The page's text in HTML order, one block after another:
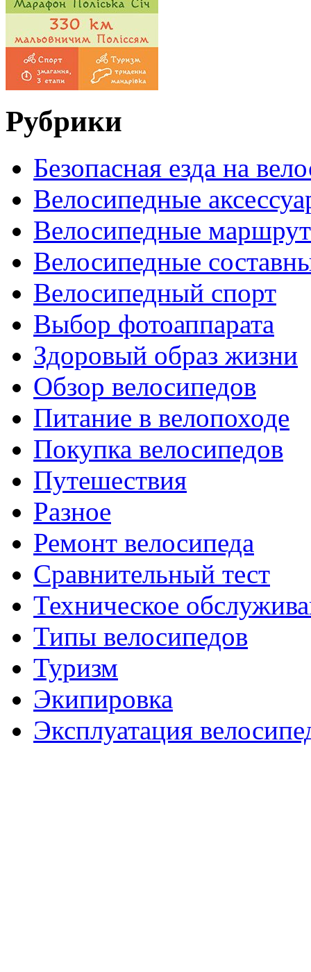
Рубрики
Безопасная езда на
Велосипедные
Велосипедные
Велосипедные
Велосипедный спорт
Выбор фотоаппарата
Здоровый образ жизни
Обзор велосипедов
Питание в велопоходе
Покупка велосипедов
Путешествия
Разное
Ремонт велосипеда
Сравнительный тест
Техническое
Типы велосипедов
Туризм
Экипировка
Эксплуатация